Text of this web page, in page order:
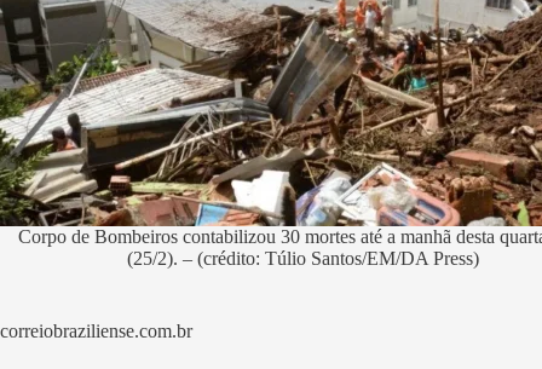
Corpo de Bombeiros contabilizou 30 mortes até a manhã desta
(25/2). – (crédito: Túlio Santos/EM/DA Press)
correiobraziliense.com.br